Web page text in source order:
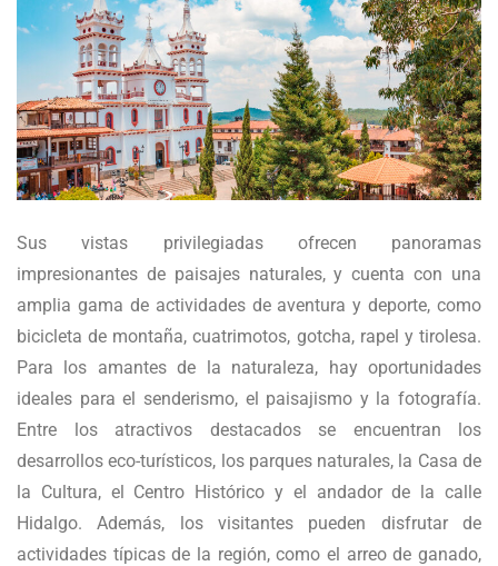
Sus vistas privilegiadas ofrecen panoramas
impresionantes de paisajes naturales, y cuenta con una
amplia gama de actividades de aventura y deporte, como
bicicleta de montaña, cuatrimotos, gotcha, rapel y tirolesa.
Para los amantes de la naturaleza, hay oportunidades
ideales para el senderismo, el paisajismo y la fotografía.
Entre los atractivos destacados se encuentran los
desarrollos eco-turísticos, los parques naturales, la Casa de
la Cultura, el Centro Histórico y el andador de la calle
Hidalgo. Además, los visitantes pueden disfrutar de
actividades típicas de la región, como el arreo de ganado,